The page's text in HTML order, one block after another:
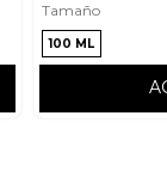
Tamaño
100 ML